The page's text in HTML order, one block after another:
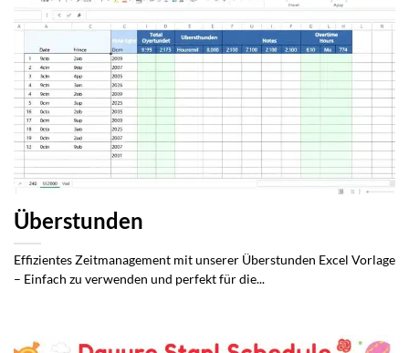
Überstunden
Effizientes Zeitmanagement mit unserer Überstunden Excel Vorlage
– Einfach zu verwenden und perfekt für die...